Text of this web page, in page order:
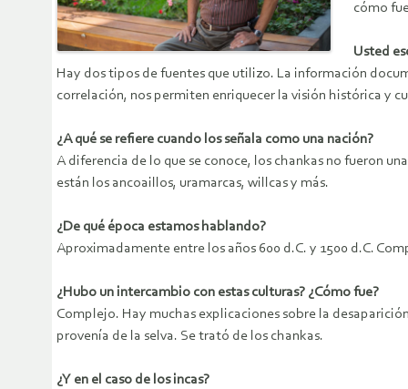
cómo
Usted
Hay dos tipos de fuentes que utilizo. La información
correlación, nos permiten enriquecer la visión histórica y
¿A qué se refiere cuando los señala como una nación?
A diferencia de lo que se conoce, los chankas no fueron
están los ancoaillos, uramarcas, willcas y más.
¿De qué época estamos hablando?
Aproximadamente entre los años 600 d.C. y 1500 d.C.
¿Hubo un intercambio con estas culturas? ¿Cómo fue?
Complejo. Hay muchas explicaciones sobre la
provenía de la selva. Se trató de los chankas.
¿Y en el caso de los incas?